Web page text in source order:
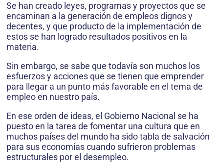
Se han creado leyes, programas y proyectos que se
encaminan a la generación de empleos dignos y
decentes, y que producto de la implementación de
estos se han logrado resultados positivos en la
materia.
Sin embargo, se sabe que todavía son muchos los
esfuerzos y acciones que se tienen que emprender
para llegar a un punto más favorable en el tema de
empleo en nuestro país.
En ese orden de ideas, el Gobierno Nacional se ha
puesto en la tarea de fomentar una cultura que en
muchos países del mundo ha sido tabla de salvación
para sus economías cuando sufrieron problemas
estructurales por el desempleo.